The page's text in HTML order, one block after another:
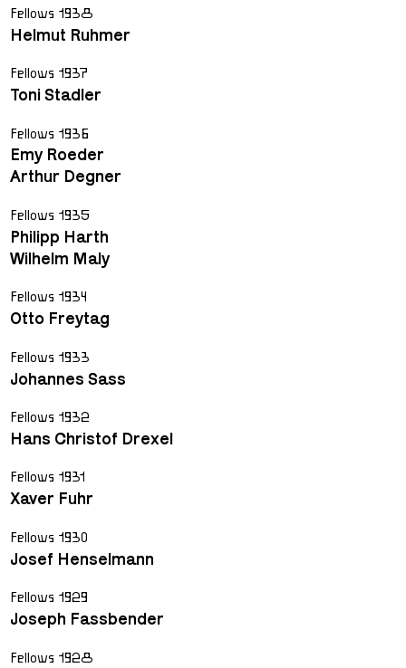
Fellows 1938
Helmut Ruhmer
Fellows 1937
Toni Stadler
Fellows 1936
Emy Roeder
Arthur Degner
Fellows 1935
Philipp Harth
Wilhelm Maly
Fellows 1934
Otto Freytag
Fellows 1933
Johannes Sass
Fellows 1932
Hans Christof Drexel
Fellows 1931
Xaver Fuhr
Fellows 1930
Josef Henselmann
Fellows 1929
Joseph Fassbender
Fellows 1928